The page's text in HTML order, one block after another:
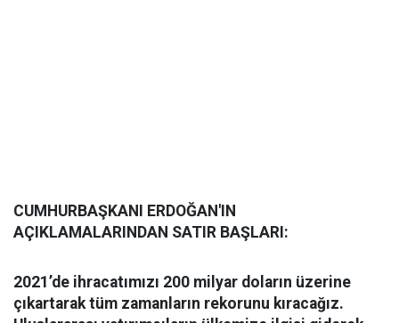
CUMHURBAŞKANI ERDOĞAN'IN
AÇIKLAMALARINDAN SATIR BAŞLARI:
2021’de ihracatımızı 200 milyar doların üzerine
çıkartarak tüm zamanların rekorunu kıracağız.